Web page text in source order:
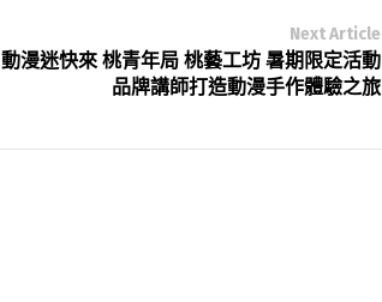
Next Article
動漫迷快來 桃青年局 桃藝工坊 暑期限定活動
品牌講師打造動漫手作體驗之旅